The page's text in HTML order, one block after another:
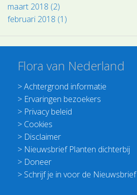
maart 2018 (2)
februari 2018 (1)
Flora van Nederland
>Achtergrond informatie
> Ervaringen bezoekers
> Privacy beleid
> Cookies
> Disclaimer
> Nieuwsbrief Planten dichterbij
> Doneer
> Schrijf je in voor de Nieuwsbrief